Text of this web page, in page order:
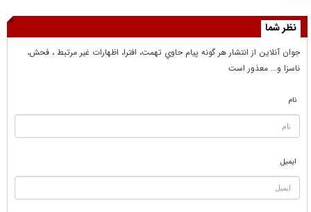
نظر شما
جوان آنلاين از انتشار هر گونه پيام حاوي تهمت، افترا، اظهارات غير مرتبط ، فحش،
ناسزا و... معذور است
نام
ایمیل